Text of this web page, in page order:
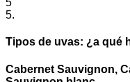
5
5.
Tipos de uvas: ¿a qué
Cabernet Sauvignon,